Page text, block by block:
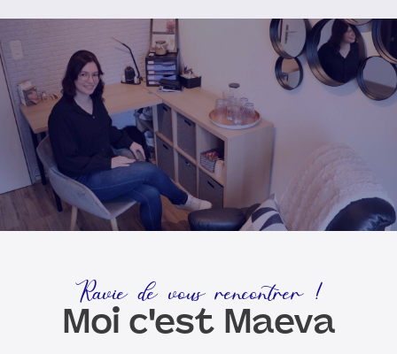
Ravie de vous rencontrer !
Moi c'est Maeva